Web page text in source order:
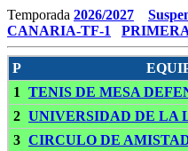
Temporada 2026/2027
CANARIA-TF-1
P
1
TENIS DE MESA
2 UNIVERSIDAD DE LA
3 CIRCULO DE